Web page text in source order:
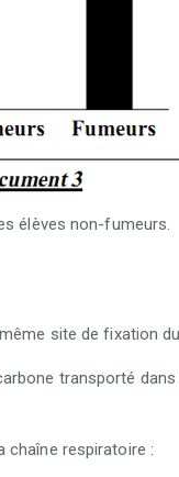
élèves non-fumeurs.
site de fixation
transporté
chaîne respiratoire :